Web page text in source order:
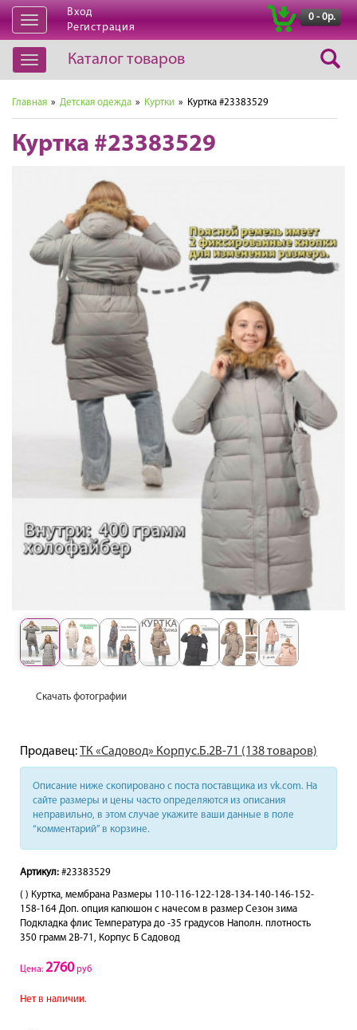
Открыть
навигацию
Вход
Регистрация
0 - 0р.
Открыть
навигацию
Каталог товаров
Главная » Детская одежда » Куртки » Куртка #23383529
Куртка #23383529
Скачать фотографии
Продавец:ТК «Садовод» Корпус.Б.2В-71 (138 товаров)
Описание ниже скопировано с поста поставщика из vk.com. На
сайте размеры и цены часто определяются из описания
неправильно, в этом случае укажите ваши данные в поле
“комментарий” в корзине.
Артикул: #23383529
( ) Куртка, мембрана Размеры 110-116-122-128-134-140-146-152-
158-164 Доп. опция капюшон с начесом в размер Сезон зима
Подкладка флис Температура до -35 градусов Наполн. плотность
350 грамм 2В-71, Корпус Б Садовод
Цена: 2760руб
Нет в наличии.